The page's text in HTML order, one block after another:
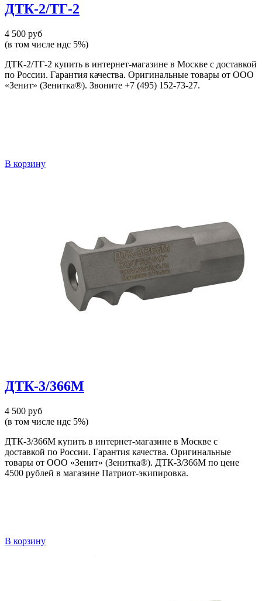
ДТК-2/ТГ-2
4 500 руб
(в том числе ндс 5%)
ДТК-2/ТГ-2 купить в интернет-магазине в Москве с доставкой
по России. Гарантия качества. Оригинальные товары от ООО
«Зенит» (Зенитка®). Звоните +7 (495) 152-73-27.
В корзину
ДТК-3/366М
4 500 руб
(в том числе ндс 5%)
ДТК-3/366М купить в интернет-магазине в Москве с
доставкой по России. Гарантия качества. Оригинальные
товары от ООО «Зенит» (Зенитка®). ДТК-3/366М по цене
4500 рублей в магазине Патриот-экипировка.
В корзину